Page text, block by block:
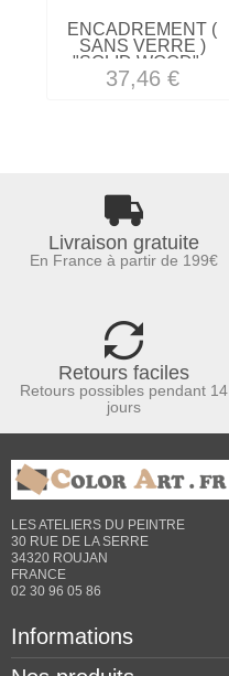
ENCADREMENT (
SANS VERRE )
"SOLID WOOD"...
37,46 €
Livraison gratuite
En France à partir de 199€
Retours faciles
Retours possibles pendant 14
jours
LES ATELIERS DU PEINTRE
30 RUE DE LA SERRE
34320 ROUJAN
FRANCE
02 30 96 05 86
Informations